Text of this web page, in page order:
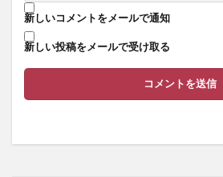
新しいコメントをメールで通知
新しい投稿をメールで受け取る